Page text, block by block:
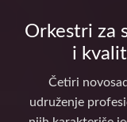
Orkestri za
i
Četiri
udruženje